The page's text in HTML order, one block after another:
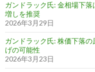
ガンドラック氏: 金相場下
増しを推奨
2026年3月29日
ガンドラック氏: 株価下落
げの可能性
2026年3月23日